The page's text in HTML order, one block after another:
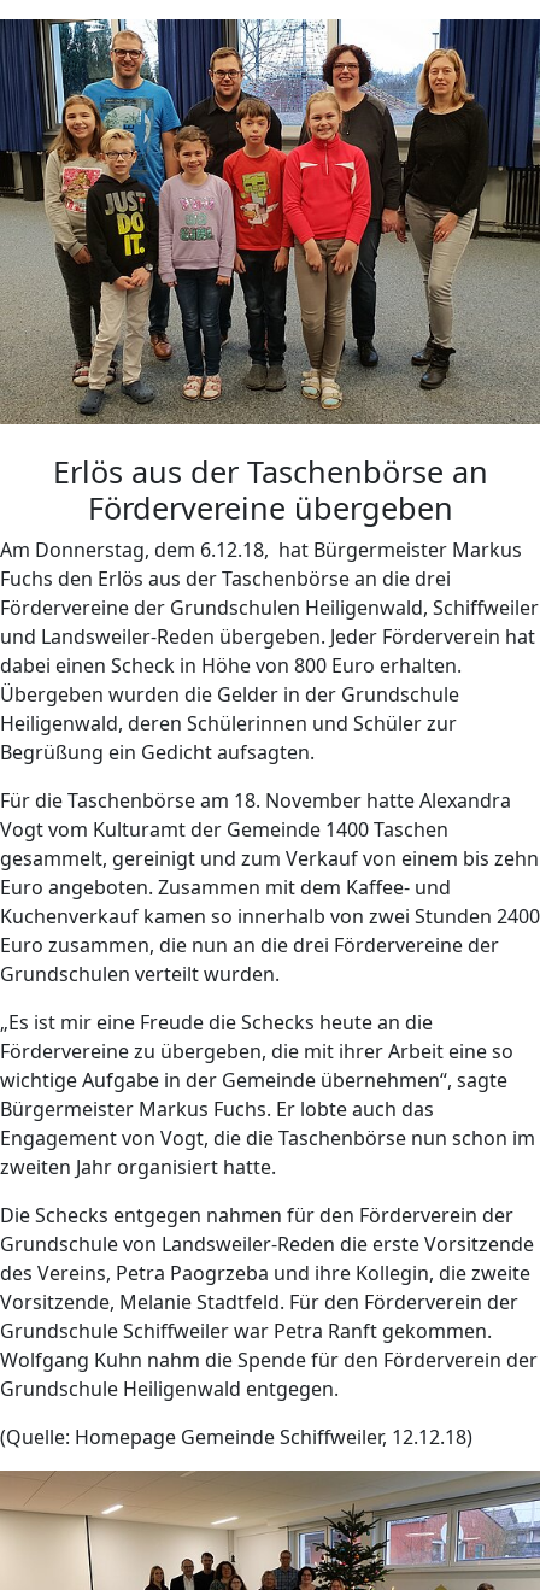
Erlös aus der Taschenbörse an
Fördervereine übergeben
Am Donnerstag, dem 6.12.18, hat Bürgermeister Markus
Fuchs den Erlös aus der Taschenbörse an die drei
Fördervereine der Grundschulen Heiligenwald, Schiffweiler
und Landsweiler-Reden übergeben. Jeder Förderverein hat
dabei einen Scheck in Höhe von 800 Euro erhalten.
Übergeben wurden die Gelder in der Grundschule
Heiligenwald, deren Schülerinnen und Schüler zur
Begrüßung ein Gedicht aufsagten.
Für die Taschenbörse am 18. November hatte Alexandra
Vogt vom Kulturamt der Gemeinde 1400 Taschen
gesammelt, gereinigt und zum Verkauf von einem bis zehn
Euro angeboten. Zusammen mit dem Kaffee- und
Kuchenverkauf kamen so innerhalb von zwei Stunden 2400
Euro zusammen, die nun an die drei Fördervereine der
Grundschulen verteilt wurden.
„Es ist mir eine Freude die Schecks heute an die
Fördervereine zu übergeben, die mit ihrer Arbeit eine so
wichtige Aufgabe in der Gemeinde übernehmen“, sagte
Bürgermeister Markus Fuchs. Er lobte auch das
Engagement von Vogt, die die Taschenbörse nun schon im
zweiten Jahr organisiert hatte.
Die Schecks entgegen nahmen für den Förderverein der
Grundschule von Landsweiler-Reden die erste Vorsitzende
des Vereins, Petra Paogrzeba und ihre Kollegin, die zweite
Vorsitzende, Melanie Stadtfeld. Für den Förderverein der
Grundschule Schiffweiler war Petra Ranft gekommen.
Wolfgang Kuhn nahm die Spende für den Förderverein der
Grundschule Heiligenwald entgegen.
(Quelle: Homepage Gemeinde Schiffweiler, 12.12.18)